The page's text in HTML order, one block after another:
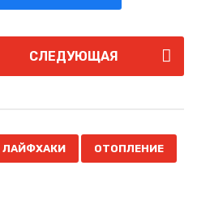
СЛЕДУЮЩАЯ
ЛАЙФХАКИ ОТОПЛЕНИЕ